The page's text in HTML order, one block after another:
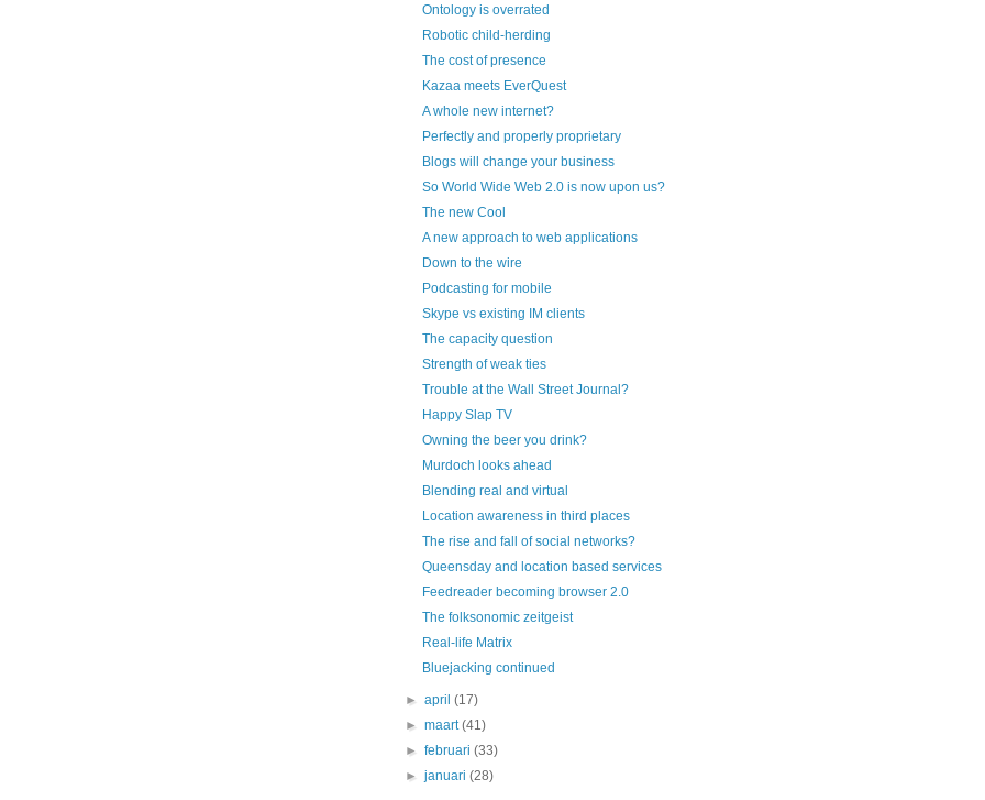
Ontology is overrated
Robotic child-herding
The cost of presence
Kazaa meets EverQuest
A whole new internet?
Perfectly and properly proprietary
Blogs will change your business
So World Wide Web 2.0 is now upon us?
The new Cool
A new approach to web applications
Down to the wire
Podcasting for mobile
Skype vs existing IM clients
The capacity question
Strength of weak ties
Trouble at the Wall Street Journal?
Happy Slap TV
Owning the beer you drink?
Murdoch looks ahead
Blending real and virtual
Location awareness in third places
The rise and fall of social networks?
Queensday and location based services
Feedreader becoming browser 2.0
The folksonomic zeitgeist
Real-life Matrix
Bluejacking continued
►april(17)
►maart(41)
►februari(33)
►januari(28)